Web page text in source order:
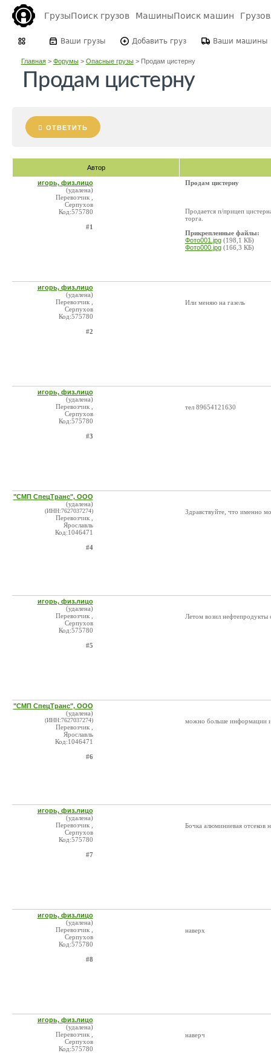
ГрузыПоиск грузов МашиныПоиск машин
Ваши грузы Добавить груз Ваши машины
Главная> Форумы> Опасные грузы> Продам цистерну
Продам цистерну
ОТВЕТИТЬ
Автор
игорь, физ.лицо
(удалена)
Перевозчик ,
Серпухов
Код:575780
#1
Продам цистерну
Продается п/прицеп
торга.
Прикрепленные файлы:
Фото001.jpg (198,1 КБ)
Фото000.jpg (166,3 КБ)
игорь, физ.лицо
(удалена)
Перевозчик ,
Серпухов
Код:575780
#2
Или меняю на газель
игорь, физ.лицо
(удалена)
Перевозчик ,
Серпухов
Код:575780
#3
тел 89654121630
"СМП СпецТранс", ООО
(удалена)
(ИНН:7627037274)
Перевозчик ,
Ярославль
Код:1046471
#4
Здравствуйте, что именно
игорь, физ.лицо
(удалена)
Перевозчик ,
Серпухов
Код:575780
#5
Летом возил
"СМП СпецТранс", ООО
(удалена)
(ИНН:7627037274)
Перевозчик ,
Ярославль
Код:1046471
#6
можно больше информации и
игорь, физ.лицо
(удалена)
Перевозчик ,
Серпухов
Код:575780
#7
Бочка алюминиевая отсеков
игорь, физ.лицо
(удалена)
Перевозчик ,
Серпухов
Код:575780
#8
наверх
игорь, физ.лицо
(удалена)
Перевозчик ,
Серпухов
Код:575780
наверч